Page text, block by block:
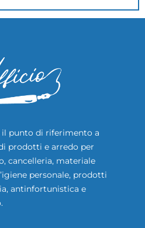
il punto di riferimento a
prodotti e arredo per
cancelleria, materiale
personale, prodotti
antinfortunistica e